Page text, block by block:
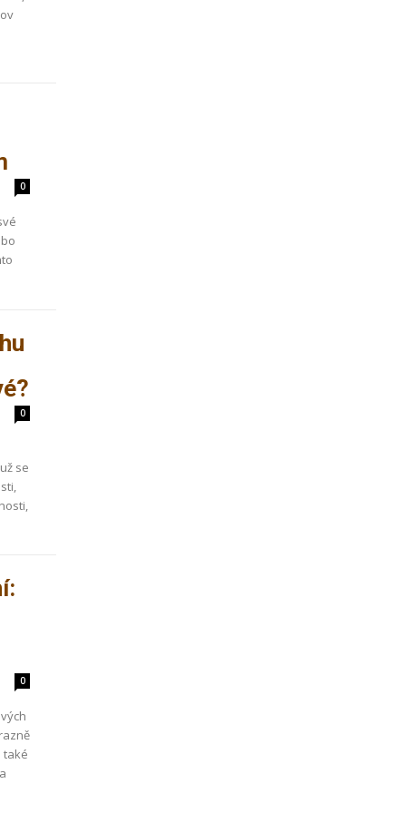
0
0
se
0
také